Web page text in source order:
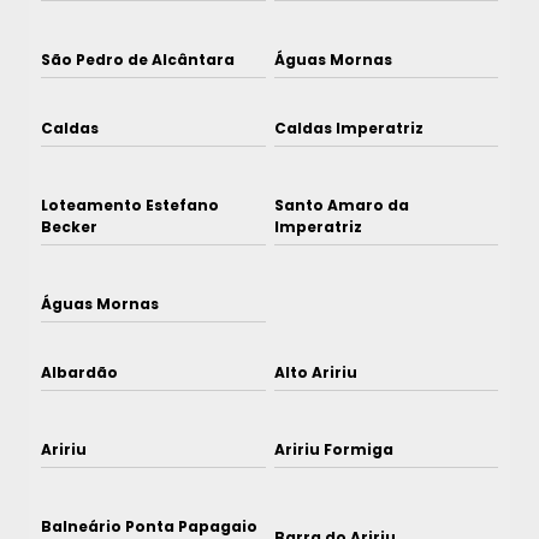
São Pedro de Alcântara Águas Mornas
Caldas Caldas Imperatriz
Loteamento Estefano
Becker
Santo Amaro da
Imperatriz
Águas Mornas
Albardão Alto Aririu
Aririu Aririu Formiga
Balneário Ponta Papagaio